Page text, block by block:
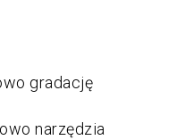
gradację
narzędzia